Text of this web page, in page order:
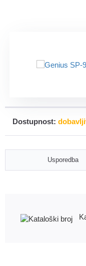
Dostupnost:
Usporedba